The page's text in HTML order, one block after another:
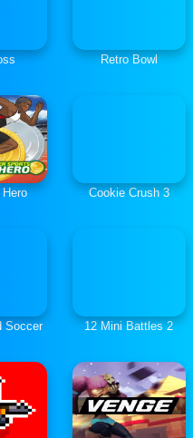
Retro Bowl
Cookie Crush 3
Soccer 12 Mini Battles 2